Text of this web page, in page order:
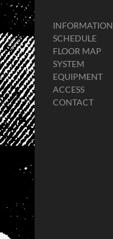
INFORMATION
SCHEDULE
FLOOR MAP
SYSTEM
EQUIPMENT
ACCESS
CONTACT